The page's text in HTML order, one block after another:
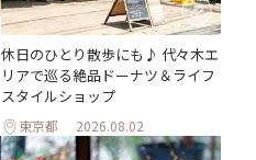
休日のひとり散歩にも♪ 代々木エ
リアで巡る絶品ドーナツ＆ライフ
スタイルショップ
東京都 2026.08.02